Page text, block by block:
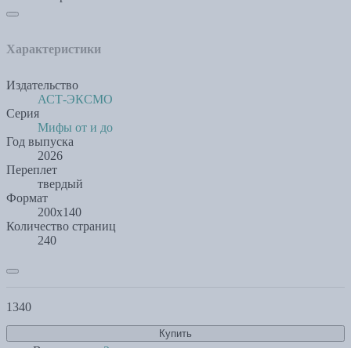
Характеристики
Издательство
АСТ-ЭКСМО
Серия
Мифы от и до
Год выпуска
2026
Переплет
твердый
Формат
200х140
Количество страниц
240
1340
Купить